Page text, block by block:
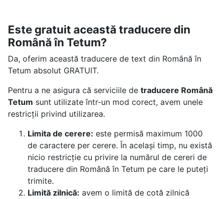
Este gratuit această traducere din
Română în Tetum?
Da, oferim această traducere de text din Română în
Tetum absolut GRATUIT.
Pentru a ne asigura că serviciile de traducere Română
Tetum sunt utilizate într-un mod corect, avem unele
restricții privind utilizarea.
Limita de cerere: este permisă maximum 1000
de caractere per cerere. În același timp, nu există
nicio restricție cu privire la numărul de cereri de
traducere din Română în Tetum pe care le puteți
trimite.
Limită zilnică: avem o limită de cotă zilnică